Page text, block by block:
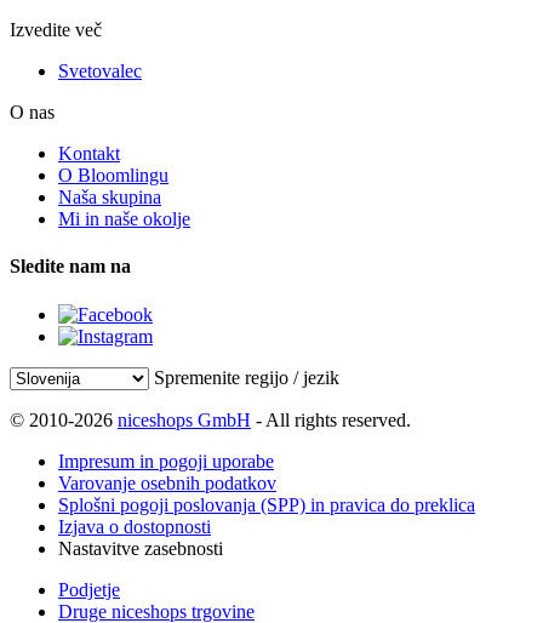
Izvedite več
Svetovalec
O nas
Kontakt
O Bloomlingu
Naša skupina
Mi in naše okolje
Sledite nam na
Spremenite regijo / jezik
© 2010-2026 niceshops GmbH - All rights reserved.
Impresum in pogoji uporabe
Varovanje osebnih podatkov
Splošni pogoji poslovanja (SPP) in pravica do preklica
Izjava o dostopnosti
Nastavitve zasebnosti
Podjetje
Druge niceshops trgovine